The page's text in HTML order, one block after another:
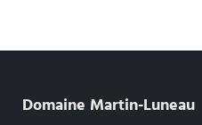
Domaine Martin-Luneau